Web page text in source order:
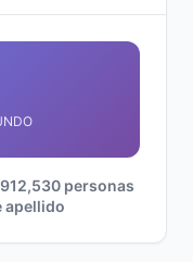
personas
apellido